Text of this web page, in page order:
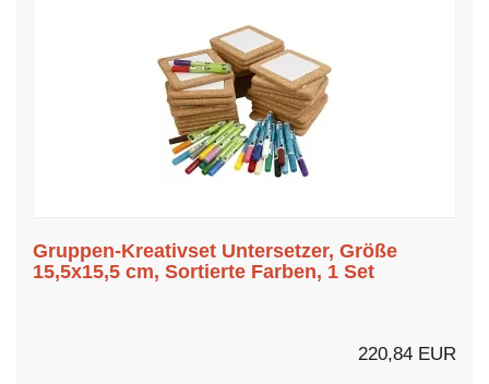
Gruppen-Kreativset Untersetzer, Größe
15,5x15,5 cm, Sortierte Farben, 1 Set
220,84 EUR